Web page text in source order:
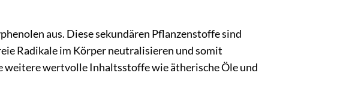
aus. Diese sekundären Pflanzenstoffe sind
Radikale im Körper neutralisieren und somit
weitere wertvolle Inhaltsstoffe wie ätherische Öle und